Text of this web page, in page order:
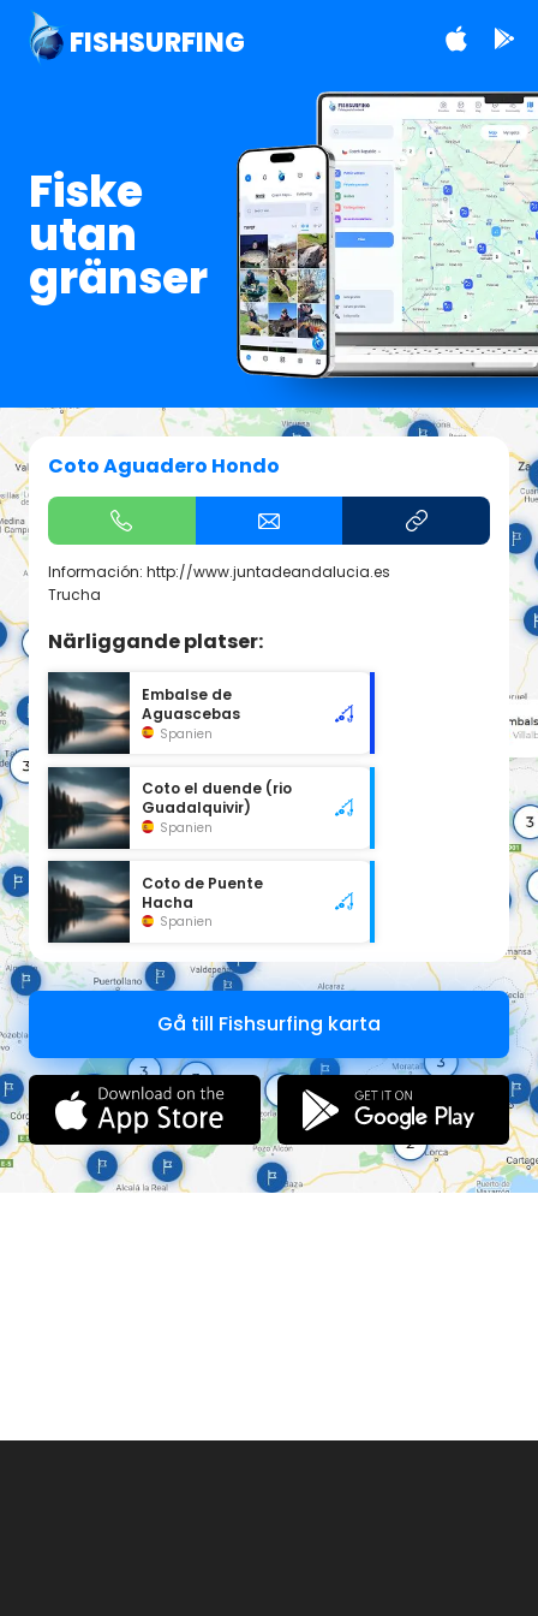
FISHSURFING
Fiske
utan
gränser
Coto Aguadero Hondo
Información: http://www.juntadeandalucia.es
Trucha
Närliggande platser:
Embalse de
Aguascebas
Spanien
Coto el duende (rio
Guadalquivir)
Spanien
Coto de Puente
Hacha
Spanien
Gå till Fishsurfing karta